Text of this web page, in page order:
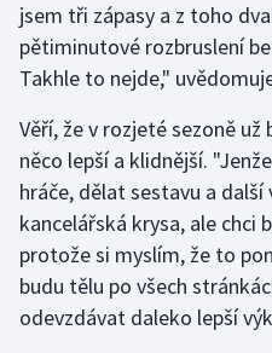
Olympijské hry
Parasport
Plavání
Plážový volejbal
Ragby
Rychlobruslení
jsem tři zápasy a z toho
pětiminutové rozbruslení
Takhle to nejde,"
Věří, že v rozjeté sezoně
něco lepší a klidnější.
hráče, dělat sestavu a další
kancelářská krysa, ale chci
protože si myslím, že to
budu tělu po všech
odevzdávat daleko lepší